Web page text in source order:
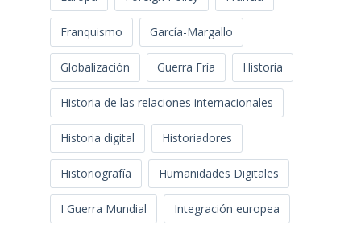
Franquismo García-Margallo
Globalización Guerra Fría Historia
Historia de las relaciones internacionales
Historia digital Historiadores
Historiografía Humanidades Digitales
I Guerra Mundial Integración europea